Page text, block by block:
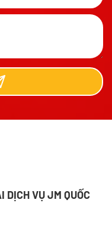
DỊCH VỤ JM QUỐC